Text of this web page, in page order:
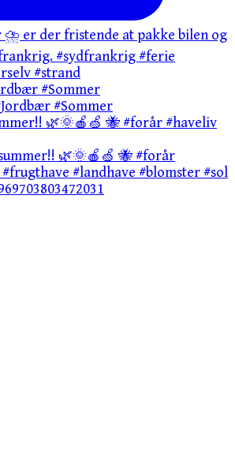
#Sommer
🌿🌞🍎🍏 🐝 #forår #haveliv